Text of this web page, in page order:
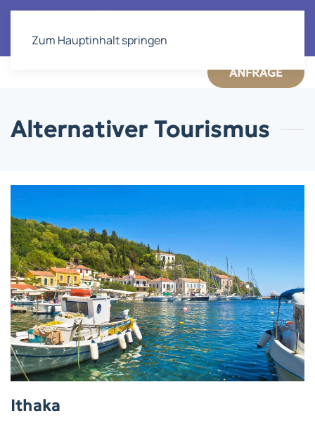
Zum Hauptinhalt springen
ANFRAGE
Alternativer Tourismus
Ithaka